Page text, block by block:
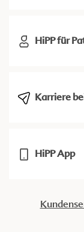
HiPP für
Karriere
HiPP App